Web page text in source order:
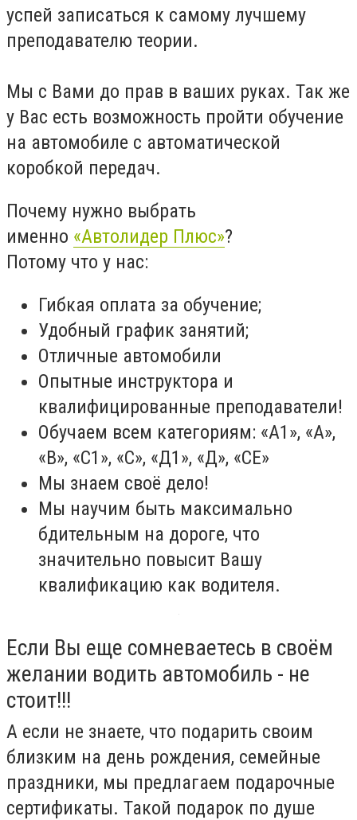
успей записаться к самому лучшему
преподавателю теории.
Мы с Вами до прав в ваших руках. Так же
у Вас есть возможность пройти обучение
на автомобиле с автоматической
коробкой передач.
Почему нужно выбрать
именно «Автолидер Плюс»?
Потому что у нас:
Гибкая оплата за обучение;
Удобный график занятий;
Отличные автомобили
Опытные инструктора и
квалифицированные преподаватели!
Обучаем всем категориям: «А1», «А»,
«В», «С1», «С», «Д1», «Д», «СЕ»
Мы знаем своё дело!
Мы научим быть максимально
бдительным на дороге, что
значительно повысит Вашу
квалификацию как водителя.
Если Вы еще сомневаетесь в своём
желании водить автомобиль - не
стоит!!!
А если не знаете, что подарить своим
близким на день рождения, семейные
праздники, мы предлагаем подарочные
сертификаты. Такой подарок по душе